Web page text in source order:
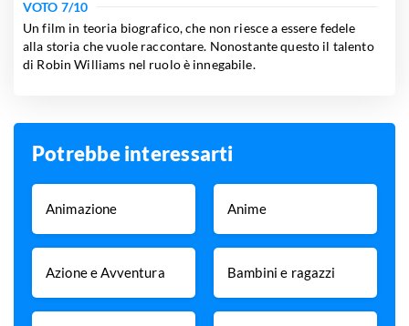
VOTO 7/10
Un film in teoria biografico, che non riesce a essere fedele
alla storia che vuole raccontare. Nonostante questo il talento
di Robin Williams nel ruolo è innegabile.
Potrebbe interessarti
Animazione Anime
Azione e Avventura Bambini e ragazzi